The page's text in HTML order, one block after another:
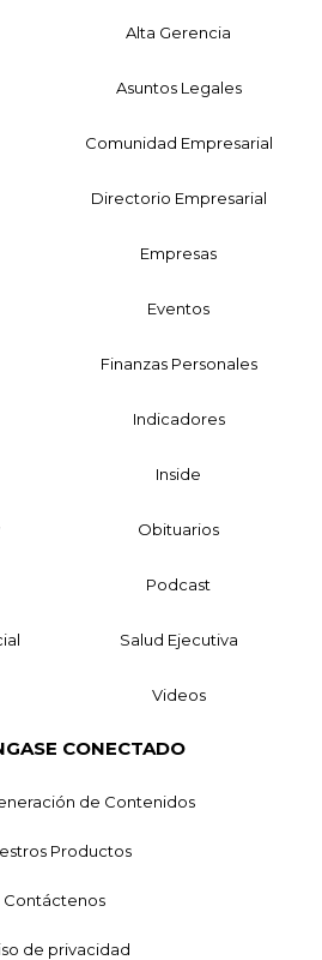
Alta Gerencia
Asuntos Legales
Comunidad Empresarial
Directorio Empresarial
Empresas
Eventos
Finanzas Personales
Indicadores
Inside
Obituarios
Podcast
Salud Ejecutiva
Videos
CONECTADO
de Contenidos
Productos
Contáctenos
de privacidad